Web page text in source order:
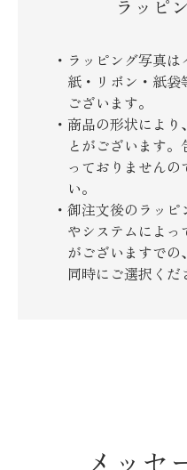
ラッピ
ラッピング写真
紙・リボン・紙
ございます。
商品の形状により
とがございます
っておりませんの
い。
御注文後のラッピ
やシステムによ
がございますでの
同時にご選択くだ
メッセ